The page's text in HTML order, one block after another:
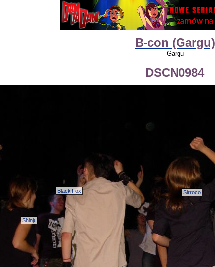
B-con (Gargu)
Gargu
DSCN0984
Black Fox
Shinju
Sirroco